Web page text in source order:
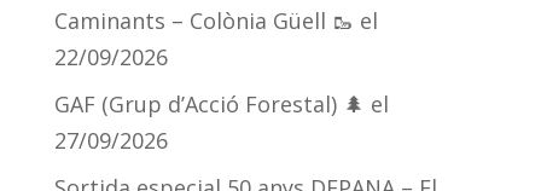
Caminants – Colònia Güell 🥾 el
22/09/2026
GAF (Grup d’Acció Forestal) 🌲 el
27/09/2026